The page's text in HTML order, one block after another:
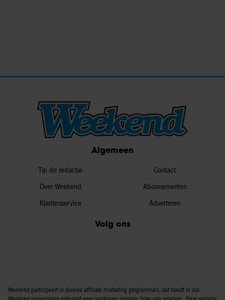
Algemeen
Tip de redactie
Over Weekend
Klantenservice
Contact
Abonnementen
Adverteren
Volg ons
Weekend participeert in diverse affiliate marketing programma’s, dat houdt in dat